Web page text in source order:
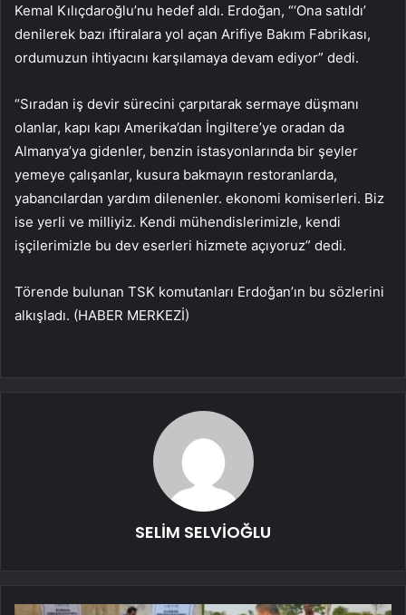
Kemal Kılıçdaroğlu’nu hedef aldı. Erdoğan, “‘Ona satıldı’
denilerek bazı iftiralara yol açan Arifiye Bakım Fabrikası,
ordumuzun ihtiyacını karşılamaya devam ediyor” dedi.
“Sıradan iş devir sürecini çarpıtarak sermaye düşmanı
olanlar, kapı kapı Amerika’dan İngiltere’ye oradan da
Almanya’ya gidenler, benzin istasyonlarında bir şeyler
yemeye çalışanlar, kusura bakmayın restoranlarda,
yabancılardan yardım dilenenler. ekonomi komiserleri. Biz
ise yerli ve milliyiz. Kendi mühendislerimizle, kendi
işçilerimizle bu dev eserleri hizmete açıyoruz” dedi.
Törende bulunan TSK komutanları Erdoğan’ın bu sözlerini
alkışladı. (HABER MERKEZİ)
SELİM SELVİOĞLU